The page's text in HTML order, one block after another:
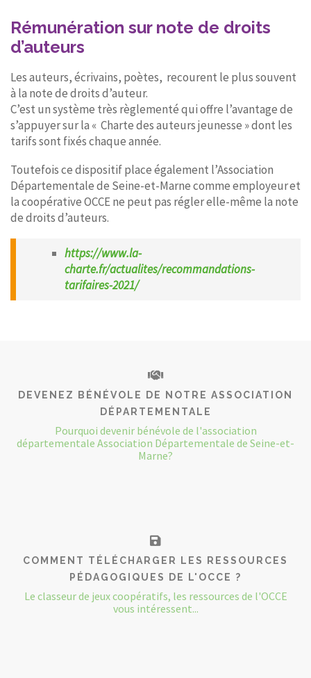
Rémunération sur note de droits
d’auteurs
Les auteurs, écrivains, poètes, recourent le plus souvent
à la note de droits d’auteur.
C’est un système très règlementé qui offre l’avantage de
s’appuyer sur la « Charte des auteurs jeunesse » dont les
tarifs sont fixés chaque année.
Toutefois ce dispositif place également l’Association
Départementale de Seine-et-Marne comme employeur et
la coopérative OCCE ne peut pas régler elle-même la note
de droits d’auteurs.
https://www.la-
charte.fr/actualites/recommandations-
tarifaires-2021/
DEVENEZ BÉNÉVOLE DE NOTRE ASSOCIATION
DÉPARTEMENTALE
Pourquoi devenir bénévole de l'association
départementale Association Départementale de Seine-et-
Marne?
COMMENT TÉLÉCHARGER LES RESSOURCES
PÉDAGOGIQUES DE L'OCCE ?
Le classeur de jeux coopératifs, les ressources de l'OCCE
vous intéressent...